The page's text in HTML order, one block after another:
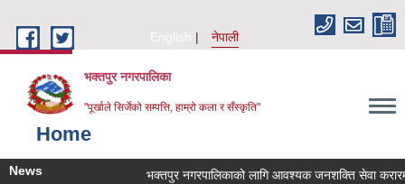
English
नेपाली
भक्तपुर नगरपालिका
"पूर्खाले सिर्जेको सम्पत्ति, हाम्रो कला र सँस्कृति"
Home
News भक्तपुर नगरपालिकाको लागि आवश्यक जनशक्ति सेवा करारमा